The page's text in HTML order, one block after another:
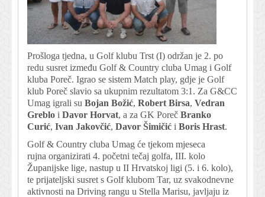
Prošloga tjedna, u Golf klubu Trst (I) održan je 2. po
redu susret između Golf & Country cluba Umag i Golf
kluba Poreč. Igrao se sistem Match play, gdje je Golf
klub Poreč slavio sa ukupnim rezultatom 3:1. Za G&CC
Umag igrali su Bojan Božić, Robert Birsa, Vedran
Greblo i Davor Horvat, a za GK Poreč Branko
Curić, Ivan Jakovčić, Davor Šimičić i Boris Hrast.
Golf & Country cluba Umag će tjekom mjeseca
rujna organizirati 4. početni tečaj golfa, III. kolo
Županijske lige, nastup u II Hrvatskoj ligi (5. i 6. kolo),
te prijateljski susret s Golf klubom Tar, uz svakodnevne
aktivnosti na Driving rangu u Stella Marisu, javljaju iz